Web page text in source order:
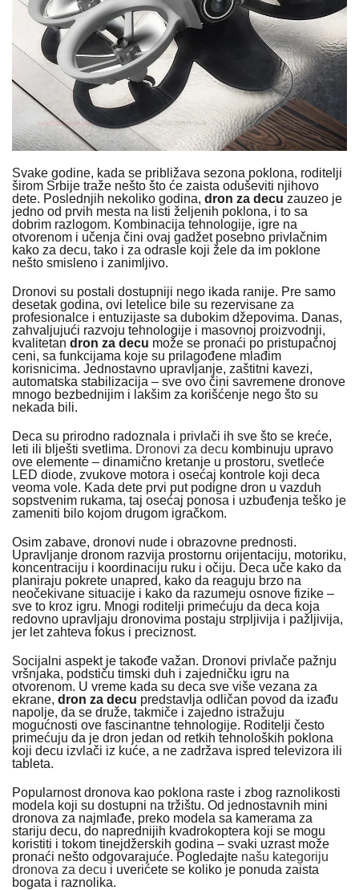
Svake godine, kada se približava sezona poklona, roditelji
širom Srbije traže nešto što će zaista oduševiti njihovo
dete. Poslednjih nekoliko godina, dron za decu zauzeo je
jedno od prvih mesta na listi željenih poklona, i to sa
dobrim razlogom. Kombinacija tehnologije, igre na
otvorenom i učenja čini ovaj gadžet posebno privlačnim
kako za decu, tako i za odrasle koji žele da im poklone
nešto smisleno i zanimljivo.
Dronovi su postali dostupniji nego ikada ranije. Pre samo
desetak godina, ovi letelice bile su rezervisane za
profesionalce i entuzijaste sa dubokim džepovima. Danas,
zahvaljujući razvoju tehnologije i masovnoj proizvodnji,
kvalitetan dron za decu može se pronaći po pristupačnoj
ceni, sa funkcijama koje su prilagođene mlađim
korisnicima. Jednostavno upravljanje, zaštitni kavezi,
automatska stabilizacija – sve ovo čini savremene dronove
mnogo bezbednijim i lakšim za korišćenje nego što su
nekada bili.
Deca su prirodno radoznala i privlači ih sve što se kreće,
leti ili blješti svetlima. Dronovi za decu kombinuju upravo
ove elemente – dinamično kretanje u prostoru, svetleće
LED diode, zvukove motora i osećaj kontrole koji deca
veoma vole. Kada dete prvi put podigne dron u vazduh
sopstvenim rukama, taj osećaj ponosa i uzbuđenja teško je
zameniti bilo kojom drugom igračkom.
Osim zabave, dronovi nude i obrazovne prednosti.
Upravljanje dronom razvija prostornu orijentaciju, motoriku,
koncentraciju i koordinaciju ruku i očiju. Deca uče kako da
planiraju pokrete unapred, kako da reaguju brzo na
neočekivane situacije i kako da razumeju osnove fizike –
sve to kroz igru. Mnogi roditelji primećuju da deca koja
redovno upravljaju dronovima postaju strpljivija i pažljivija,
jer let zahteva fokus i preciznost.
Socijalni aspekt je takođe važan. Dronovi privlače pažnju
vršnjaka, podstiču timski duh i zajedničku igru na
otvorenom. U vreme kada su deca sve više vezana za
ekrane, dron za decu predstavlja odličan povod da izađu
napolje, da se druže, takmiče i zajedno istražuju
mogućnosti ove fascinantne tehnologije. Roditelji često
primećuju da je dron jedan od retkih tehnoloških poklona
koji decu izvlači iz kuće, a ne zadržava ispred televizora ili
tableta.
Popularnost dronova kao poklona raste i zbog raznolikosti
modela koji su dostupni na tržištu. Od jednostavnih mini
dronova za najmlađe, preko modela sa kamerama za
stariju decu, do naprednijih kvadrokoptera koji se mogu
koristiti i tokom tinejdžerskih godina – svaki uzrast može
pronaći nešto odgovarajuće. Pogledajte našu kategoriju
dronova za decu i uverićete se koliko je ponuda zaista
bogata i raznolika.